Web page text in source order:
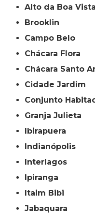
Alto da Boa Vista
Brooklin
Campo Belo
Chácara Flora
Chácara Santo
Cidade Jardim
Conjunto
Granja Julieta
Ibirapuera
Indianópolis
Interlagos
Ipiranga
Itaim Bibi
Jabaquara